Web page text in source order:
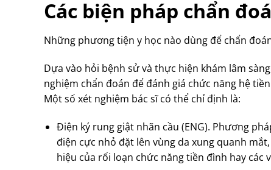
Các biện pháp chẩn
Những phương tiện y học nào dùng để chẩn
Dựa vào hỏi bệnh sử và thực hiện khám lâm
nghiệm chẩn đoán để đánh giá chức năng hệ
Một số xét nghiệm bác sĩ có thể chỉ định là:
Điện ký rung giật nhãn cầu (ENG). Phương
điện cực nhỏ đặt lên vùng da xung quanh
hiệu của rối loạn chức năng tiền đình hay các